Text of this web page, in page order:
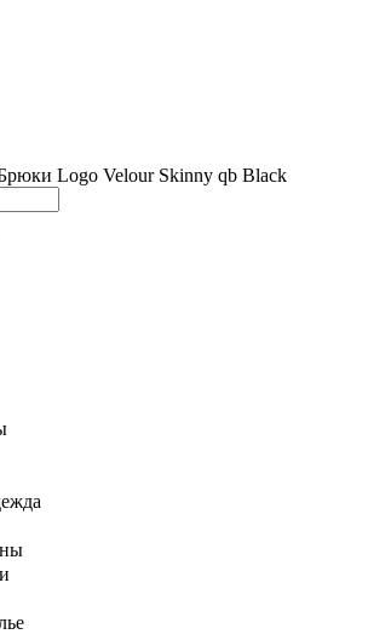
Logo Velour Skinny qb Black